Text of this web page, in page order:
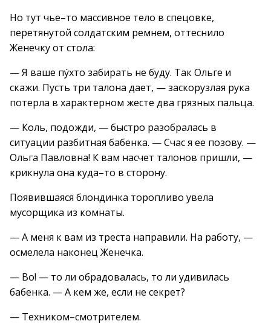
Но тут чье–то массивное тело в спецовке,
перетянутой солдатским ремнем, оттеснило
Женечку от стола:
— Я ваше пýхто забирать не буду. Так Ольге и
скажи. Пусть три талона дает, — заскорузлая рука
потерла в характерном жесте два грязных пальца.
— Коль, подожди, — быстро разобралась в
ситуации разбитная бабенка. — Счас я ее позову. —
Ольга Павловна! К вам насчет талонов пришли, —
крикнула она куда–то в сторону.
Появившаяся блондинка торопливо увела
мусорщика из комнаты.
— А меня к вам из треста направили. На работу, —
осмелела наконец Женечка.
— Во! — то ли обрадовалась, то ли удивилась
бабенка. — А кем же, если не секрет?
— Техником–смотрителем.